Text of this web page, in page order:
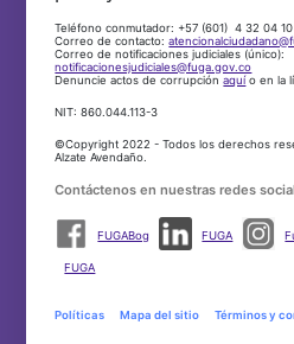
Teléfono conmutador: +57 (601) 4 32 04 10
Correo de contacto:
Correo de notificaciones judiciales (único):
notificacionesjudiciales@fuga.gov.co
Denuncie actos de corrupciónaquío en la
NIT: 860.044.113-3
©Copyright 2022 - Todos los derechos
Alzate Avendaño.
Contáctenos en nuestras redes
FUGABog FUGA
FUGA
Políticas Mapa del sitio Términos y